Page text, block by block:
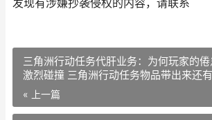
发现有涉嫌抄袭侵权的内容，请联系
三角洲行动任务代肝业务：为何玩家的
激烈碰撞 三角洲行动任务物品带出来还
« 上一篇